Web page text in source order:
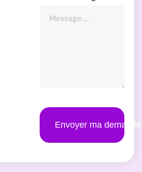
Envoyer ma demande